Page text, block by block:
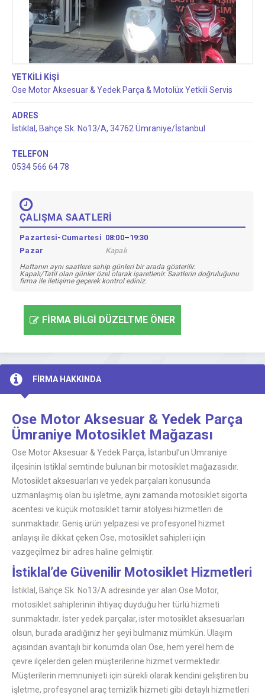
YETKİLİ KİŞİ
Ose Motor Aksesuar & Yedek Parça & Motolüx Yetkili Servis
ADRES
İstiklal, Bahçe Sk. No13/A, 34762 Ümraniye/İstanbul
TELEFON
0534 566 64 78
ÇALIŞMA SAATLERİ
Pazartesi-Cumartesi 08:00–19:30
Pazar
Kapalı
Haftanın aynı saatlere sahip günleri bir arada gösterilir.
Kapalı/Tatil olan günler özel olarak işaretlenir. Saatlerin doğruluğunu
firma ile iletişime geçerek kontrol ediniz.
FİRMA BİLGİ DÜZELTME ÖNER
FİRMA HAKKINDA
Ose Motor Aksesuar & Yedek Parça
Ümraniye Motosiklet Mağazası
Ose Motor Aksesuar & Yedek Parça, İstanbul’un Ümraniye
ilçesinin İstiklal semtinde bulunan bir motosiklet mağazasıdır.
Motosiklet aksesuarları ve yedek parçaları konusunda
uzmanlaşmış olan bu işletme, aynı zamanda motosiklet sigorta
acentesi ve küçük motosiklet tamir atölyesi hizmetleri de
sunmaktadır. Geniş ürün yelpazesi ve profesyonel hizmet
anlayışı ile dikkat çeken Ose, motosiklet sahipleri için
vazgeçilmez bir adres haline gelmiştir.
İstiklal’de Güvenilir Motosiklet Hizmetleri
İstiklal, Bahçe Sk. No13/A adresinde yer alan Ose Motor,
motosiklet sahiplerinin ihtiyaç duyduğu her türlü hizmeti
sunmaktadır. İster yedek parçalar, ister motosiklet aksesuarları
olsun, burada aradığınız her şeyi bulmanız mümkün. Ulaşım
açısından avantajlı bir konumda olan Ose, hem yerel hem de
çevre ilçelerden gelen müşterilerine hizmet vermektedir.
Müşterilerin memnuniyeti için sürekli olarak kendini geliştiren bu
işletme, profesyonel araç temizlik hizmeti gibi detaylı hizmetleri